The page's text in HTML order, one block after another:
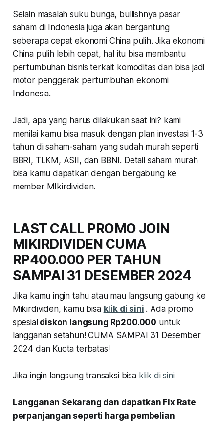
Selain masalah suku bunga, bullishnya pasar
saham di Indonesia juga akan bergantung
seberapa cepat ekonomi China pulih. Jika ekonomi
China pulih lebih cepat, hal itu bisa membantu
pertumbuhan bisnis terkait komoditas dan bisa jadi
motor penggerak pertumbuhan ekonomi
Indonesia.
Jadi, apa yang harus dilakukan saat ini? kami
menilai kamu bisa masuk dengan plan investasi 1-3
tahun di saham-saham yang sudah murah seperti
BBRI, TLKM, ASII, dan BBNI. Detail saham murah
bisa kamu dapatkan dengan bergabung ke
member MIkirdividen.
LAST CALL PROMO JOIN
MIKIRDIVIDEN CUMA
RP400.000 PER TAHUN
SAMPAI 31 DESEMBER 2024
Jika kamu ingin tahu atau mau langsung gabung ke
Mikirdividen, kamu bisa klik di sini . Ada promo
spesialdiskon langsung Rp200.000 untuk
langganan setahun! CUMA SAMPAI 31 Desember
2024 dan Kuota terbatas!
Jika ingin langsung transaksi bisa klik di sini
Langganan Sekarang dan dapatkan Fix Rate
perpanjangan seperti harga pembelian